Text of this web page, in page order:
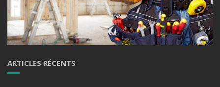
ARTICLES RÉCENTS